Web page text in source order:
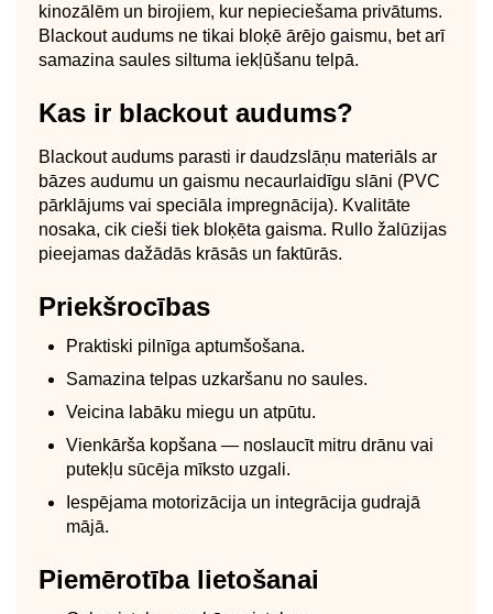
kinozālēm un birojiem, kur nepieciešama privātums.
Blackout audums ne tikai bloķē ārējo gaismu, bet arī
samazina saules siltuma iekļūšanu telpā.
Kas ir blackout audums?
Blackout audums parasti ir daudzslāņu materiāls ar
bāzes audumu un gaismu necaurlaidīgu slāni (PVC
pārklājums vai speciāla impregnācija). Kvalitāte
nosaka, cik cieši tiek bloķēta gaisma. Rullo žalūzijas
pieejamas dažādās krāsās un faktūrās.
Priekšrocības
Praktiski pilnīga aptumšošana.
Samazina telpas uzkaršanu no saules.
Veicina labāku miegu un atpūtu.
Vienkārša kopšana — noslaucīt mitru drānu vai
putekļu sūcēja mīksto uzgali.
Iespējama motorizācija un integrācija gudrajā
mājā.
Piemērotība lietošanai